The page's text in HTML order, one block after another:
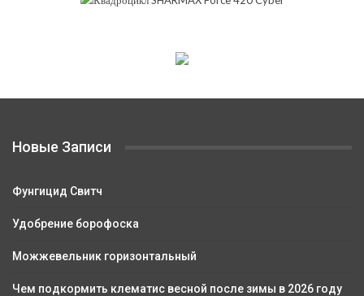
Новые Записи
Фунгицид Свитч
Удобрение борофоска
Можжевельник горизонтальный
Чем подкормить клематис весной после зимы в 2026 году